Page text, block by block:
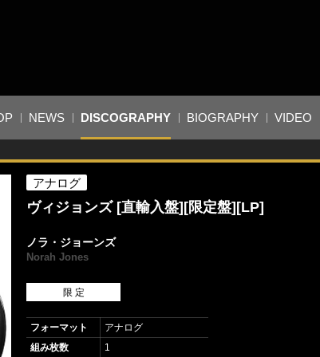
NEWS DISCOGRAPHY BIOGRAPHY VIDEO
アナログ
ヴィジョンズ [直輸入盤][限定盤][LP]
ノラ・ジョーンズ
Norah Jones
限 定
フォーマット
アナログ
組み枚数
1